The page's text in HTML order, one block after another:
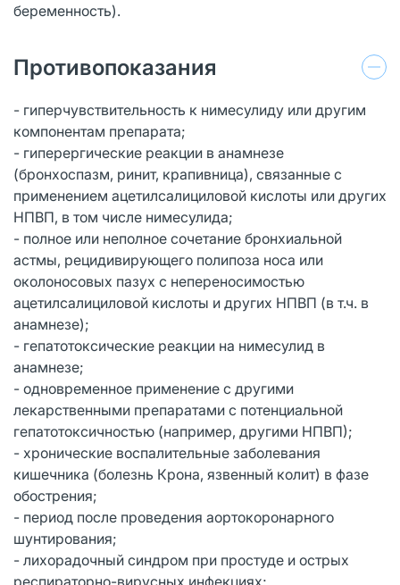
беременность).
Противопоказания
- гиперчувствительность к нимесулиду или другим
компонентам препарата;
- гиперергические реакции в анамнезе
(бронхоспазм, ринит, крапивница), связанные с
применением ацетилсалициловой кислоты или других
НПВП, в том числе нимесулида;
- полное или неполное сочетание бронхиальной
астмы, рецидивирующего полипоза носа или
околоносовых пазух с непереносимостью
ацетилсалициловой кислоты и других НПВП (в т.ч. в
анамнезе);
- гепатотоксические реакции на нимесулид в
анамнезе;
- одновременное применение с другими
лекарственными препаратами с потенциальной
гепатотоксичностью (например, другими НПВП);
- хронические воспалительные заболевания
кишечника (болезнь Крона, язвенный колит) в фазе
обострения;
- период после проведения аортокоронарного
шунтирования;
- лихорадочный синдром при простуде и острых
респираторно-вирусных инфекциях;